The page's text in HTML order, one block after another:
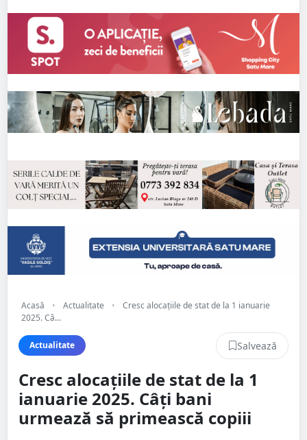
Acasă • Actualitate •
Cresc alocațiile de stat de la 1 ianuarie
2025. Câ...
Actualitate Salvează
Cresc alocațiile de stat de la 1
ianuarie 2025. Câți bani
urmează să primească copiii